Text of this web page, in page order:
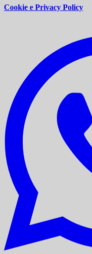
Cookie e Privacy Policy